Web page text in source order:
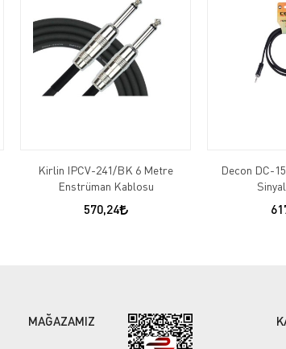
Kirlin IPCV-241/BK 6 Metre
Enstrüman Kablosu
570,24
Decon DC-
MAĞAZAMIZ